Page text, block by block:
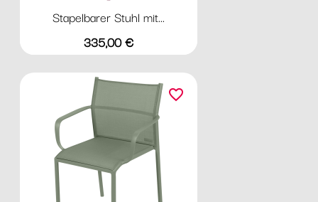
Stapelbarer Stuhl mit...
Preis
335,00 €
favorite_border